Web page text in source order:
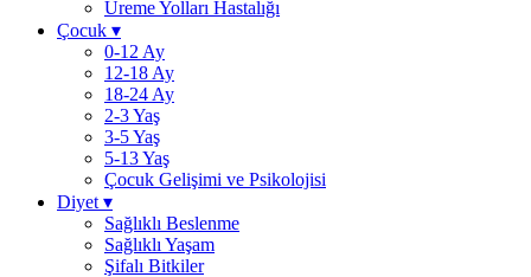
Üreme Yolları Hastalığı
Çocuk ▾
0-12 Ay
12-18 Ay
18-24 Ay
2-3 Yaş
3-5 Yaş
5-13 Yaş
Çocuk Gelişimi ve Psikolojisi
Diyet ▾
Sağlıklı Beslenme
Sağlıklı Yaşam
Şifalı Bitkiler